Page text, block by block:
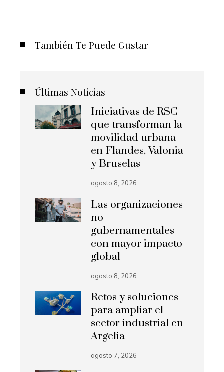
También Te Puede Gustar
Últimas Noticias
Iniciativas de RSC
que transforman la
movilidad urbana
en Flandes, Valonia
y Bruselas
agosto 8, 2026
Las organizaciones
no
gubernamentales
con mayor impacto
global
agosto 8, 2026
Retos y soluciones
para ampliar el
sector industrial en
Argelia
agosto 7, 2026